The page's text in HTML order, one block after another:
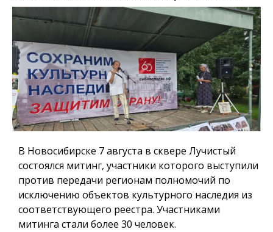
В Новосибирске 7 августа в сквере Лучистый
состоялся митинг, участники которого выступили
против передачи регионам полномочий по
исключению объектов культурного наследия из
соответствующего реестра. Участниками
митинга стали более 30 человек.